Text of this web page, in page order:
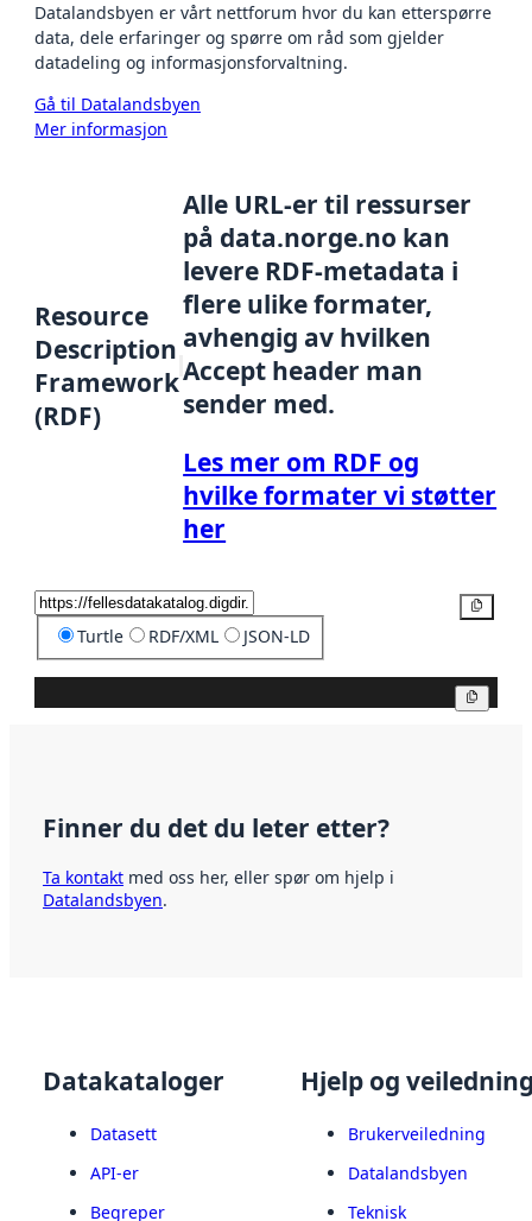
Datalandsbyen er vårt nettforum hvor du kan etterspørre
data, dele erfaringer og spørre om råd som gjelder
datadeling og informasjonsforvaltning.
Gå til Datalandsbyen
Mer informasjon
Resource
Description
Framework
(RDF)
Alle URL-er til ressurser
på data.norge.no kan
levere RDF-metadata i
flere ulike formater,
avhengig av hvilken
Accept header man
sender med.
Les mer om RDF og
hvilke formater vi støtter
her
Turtle RDF/XML JSON-LD
Finner du det du leter etter?
Ta kontakt med oss her, eller spør om hjelp i
Datalandsbyen.
Datakataloger
Datasett
API-er
Begreper
Hjelp og
Brukerveiledning
Datalandsbyen
Teknisk